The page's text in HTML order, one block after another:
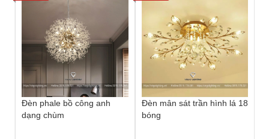
Đèn phale bồ công anh
dạng chùm
Đèn mân sát trần hình lá 18
bóng